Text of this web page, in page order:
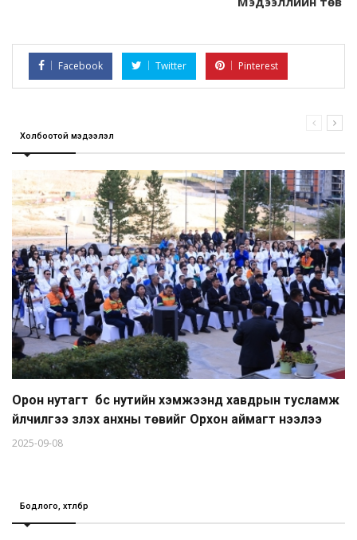
Facebook Twitter Pinterest
Холбоотой мэдээлэл
Орон нутагт бүс нутийн хэмжээнд хавдрын тусламж
үйлчилгээ үзүүлэх анхны төвийг Орхон аймагт нээлээ
2025-09-08
Бодлого, хөтөлбөр